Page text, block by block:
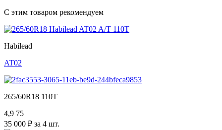
С этим товаром рекомендуем
Habilead
AT02
265/60R18 110T
4,9 75
35 000 ₽ за 4 шт.